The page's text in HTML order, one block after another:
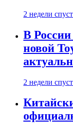
2 недели
В
новой
2 недели